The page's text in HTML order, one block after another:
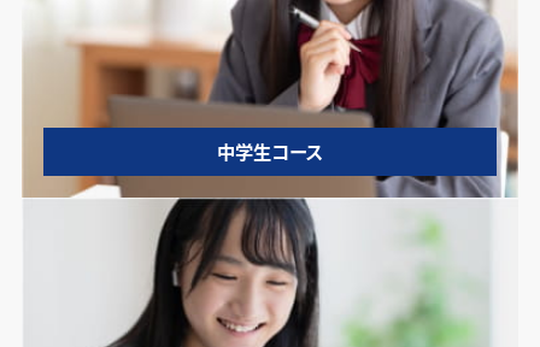
中学生コース